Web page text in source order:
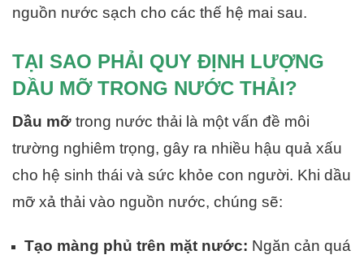
nguồn nước sạch cho các thế hệ mai sau.
TẠI SAO PHẢI QUY ĐỊNH LƯỢNG
DẦU MỠ TRONG NƯỚC THẢI?
Dầu mỡ trong nước thải là một vấn đề môi
trường nghiêm trọng, gây ra nhiều hậu quả xấu
cho hệ sinh thái và sức khỏe con người. Khi dầu
mỡ xả thải vào nguồn nước, chúng sẽ:
Tạo màng phủ trên mặt nước: Ngăn cản quá